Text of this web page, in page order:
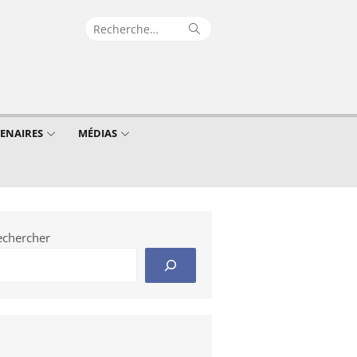
Recherche
Rechercher
MÉDIAS